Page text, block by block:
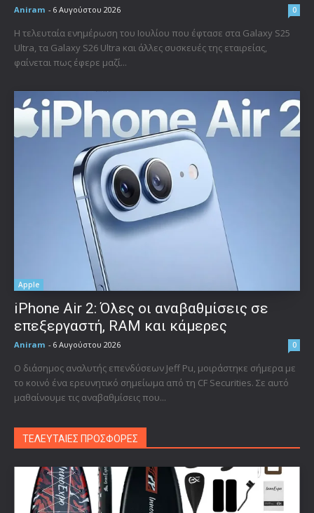
Aniram - 6 Αυγούστου 2026 0
Η τελευταία ενημέρωση του Ιουλίου που έφτασε στα Galaxy S25
Ultra, τα Galaxy S26 Ultra και άλλες συσκευές της εταιρείας,
φαίνεται πως έφερε μαζί...
Apple
iPhone Air 2: Όλες οι αναβαθμίσεις σε
επεξεργαστή, RAM και κάμερες
Aniram - 6 Αυγούστου 2026 0
Ο διάσημος αναλυτής επενδύσεων Jeff Pu, μοιράστηκε σήμερα με
το κοινό ένα ερευνητικό σημείωμα από τη CF Securities. Σε αυτό
μαθαίνουμε τις αναβαθμίσεις που...
ΤΕΛΕΥΤΑΙΕΣ ΠΡΟΣΦΟΡΕΣ